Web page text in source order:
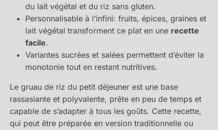
du lait végétal et du riz sans gluten.
Personnalisable à l’infini: fruits, épices, graines et
lait végétal transforment ce plat en une recette
facile.
Variantes sucrées et salées permettent d’éviter la
monotonie tout en restant nutritives.
Le gruau de riz du petit déjeuner est une base
rassasiante et polyvalente, prête en peu de temps et
capable de s’adapter à tous les goûts. Cette recette,
qui peut être préparée en version traditionnelle ou